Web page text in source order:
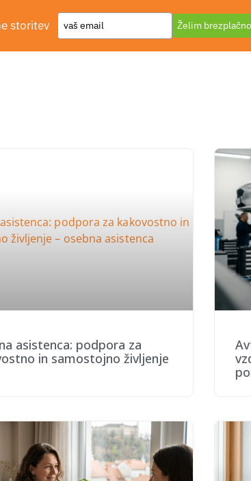
Dodajte svoje
asistenca: podpora za
in samostojno življenje
storitev
Type
your
email
Želim